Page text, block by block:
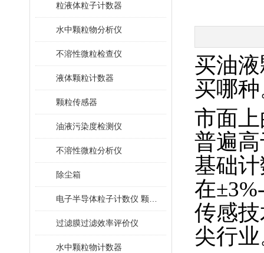
粒液体粒子计数器
水中颗粒物分析仪
不溶性微粒检查仪
液体颗粒计数器
颗粒传感器
油液污染度检测仪
不溶性微粒分析仪
除尘箱
过滤膜过滤效率评价仪
水中颗粒物计数器
买油
买哪
市面
普遍
基础
在
传感
尖行